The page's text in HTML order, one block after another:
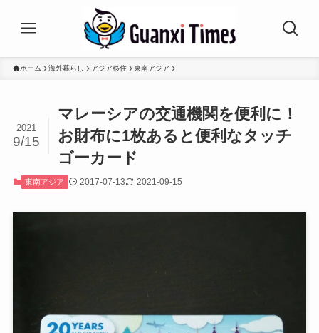
ホーム 海外暮らし アジア移住 東南アジア
マレーシアの交通機関を便利に！
お財布に1枚あると便利なタッチ
ゴーカード
2021
9/15
東南アジア 2017-07-13 2021-09-15